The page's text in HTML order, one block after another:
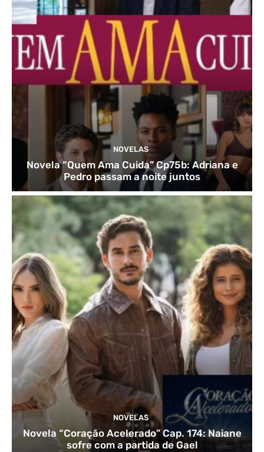
NOVELAS
Novela “Quem Ama Cuida” Cp75b: Adriana e
Pedro passam a noite juntos
NOVELAS
Novela “Coração Acelerado” Cap. 174: Naiane
sofre com a partida de Gael